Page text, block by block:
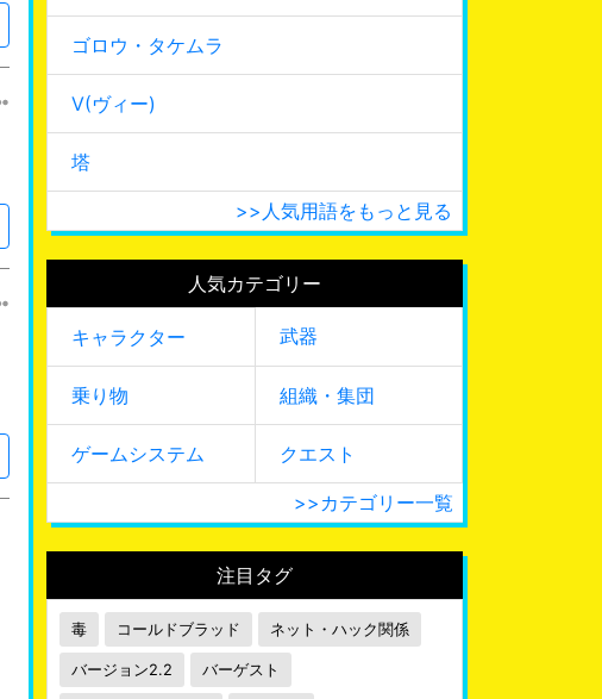
ゴロウ・タケムラ
V(ヴィー)
塔
>>人気用語をもっと見る
人気カテゴリー
キャラクター 武器
乗り物 組織・集団
ゲームシステム クエスト
>>カテゴリー一覧
注目タグ
毒 コールドブラッド ネット・ハック関係
バージョン2.2 バーゲスト